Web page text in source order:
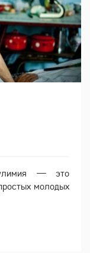
— это
молодых